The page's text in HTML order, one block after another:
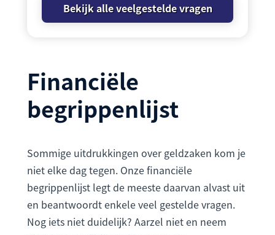
Financiële
begrippenlijst
Sommige uitdrukkingen over geldzaken kom je
niet elke dag tegen. Onze financiële
begrippenlijst legt de meeste daarvan alvast uit
en beantwoordt enkele veel gestelde vragen.
Nog iets niet duidelijk? Aarzel niet en neem
Bekijk alle veelgestelde vragen